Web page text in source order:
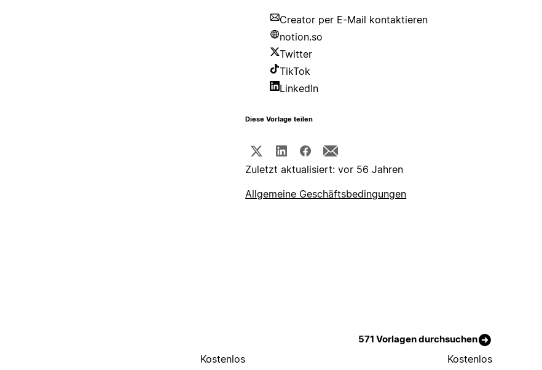
Creator per E-Mail kontaktieren
notion.so
Twitter
TikTok
LinkedIn
Diese Vorlage teilen
Zuletzt aktualisiert: vor 56 Jahren
Allgemeine Geschäftsbedingungen
571 Vorlagen durchsuchen
Kostenlos Kostenlos